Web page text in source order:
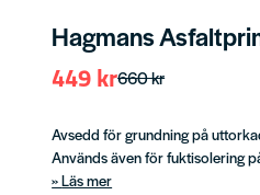
Hagmans
660 kr
449 kr
Avsedd för grundning på
Används även för fuktisolering
Läs mer